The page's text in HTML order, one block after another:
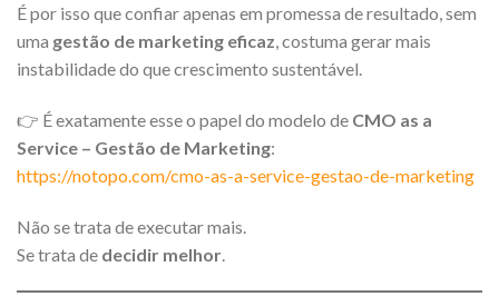
É por isso que confiar apenas em promessa de resultado, sem
uma gestão de marketing eficaz, costuma gerar mais
instabilidade do que crescimento sustentável.
👉 É exatamente esse o papel do modelo de CMO as a
Service – Gestão de Marketing:
https://notopo.com/cmo-as-a-service-gestao-de-marketing
Não se trata de executar mais.
Se trata de decidir melhor